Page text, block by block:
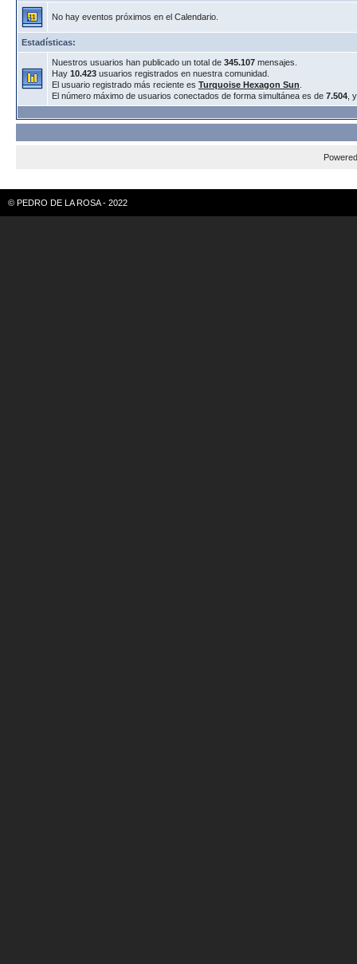
No hay eventos próximos en el Calendario.
Estadísticas:
Nuestros usuarios han publicado un total de 345.107 mensajes.
Hay 10.423 usuarios registrados en nuestra comunidad.
El usuario registrado más reciente es Turquoise Hexagon Sun
El número máximo de usuarios conectados de forma simultánea es de 7.504 ,
© PEDRO DE LA ROSA - 2022